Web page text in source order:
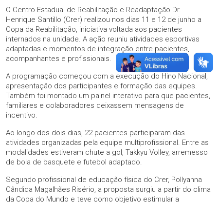
O Centro Estadual de Reabilitação e Readaptação Dr.
Henrique Santillo (Crer) realizou nos dias 11 e 12 de junho a
Copa da Reabilitação, iniciativa voltada aos pacientes
internados na unidade. A ação reuniu atividades esportivas
adaptadas e momentos de integração entre pacientes,
acompanhantes e profissionais.
A programação começou com a execução do Hino Nacional,
apresentação dos participantes e formação das equipes.
Também foi montado um painel interativo para que pacientes,
familiares e colaboradores deixassem mensagens de
incentivo.
Ao longo dos dois dias, 22 pacientes participaram das
atividades organizadas pela equipe multiprofissional. Entre as
modalidades estiveram chute a gol, Takkyu Volley, arremesso
de bola de basquete e futebol adaptado.
Segundo profissional de educação física do Crer, Pollyanna
Cândida Magalhães Risério, a proposta surgiu a partir do clima
da Copa do Mundo e teve como objetivo estimular a